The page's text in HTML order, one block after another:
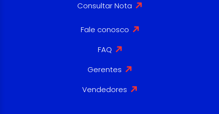
Consultar Nota
Fale conosco
FAQ
Gerentes
Vendedores